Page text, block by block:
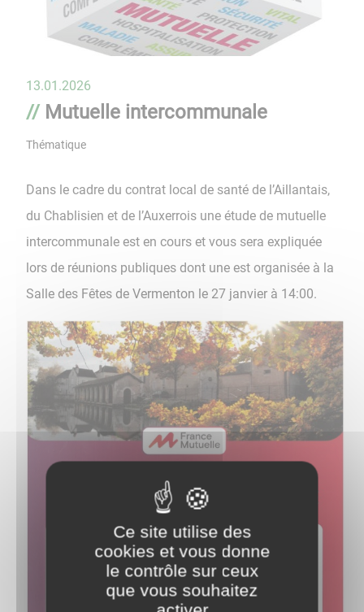
13.01.2026
Mutuelle intercommunale
Thématique
Dans le cadre du contrat local de santé de l’Aillantais,
du Chablisien et de l’Auxerrois une étude de mutuelle
intercommunale est en cours et vous sera expliquée
lors de réunions publiques dont une est organisée à la
Salle des Fêtes de Vermenton le 27 janvier à 14:00.
Ce site utilise des
cookies et vous donne
le contrôle sur ceux
que vous souhaitez